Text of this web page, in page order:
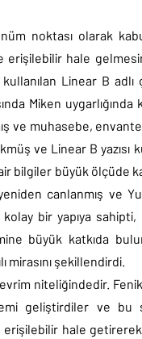
noktası olarak
erişilebilir hale
Linear B adlı
Miken uygarlığında
ve muhasebe,
ve Linear B
bilgiler büyük ölçüde
canlanmış ve
bir yapıya sahipti,
büyük katkıda
mirasını şekillendirdi.
niteliğindedir.
geliştirdiler ve bu
erişilebilir hale